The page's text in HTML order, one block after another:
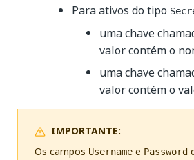
Para ativos do tipo
uma chave
valor contém o
uma chave
valor contém o
IMPORTANTE:
Os campos Username e Password